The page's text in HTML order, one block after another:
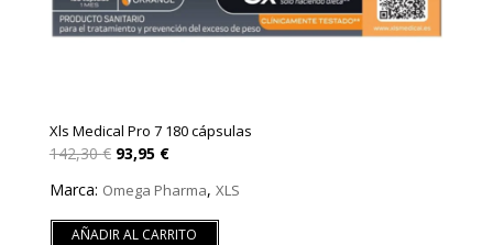
Xls Medical Pro 7 180 cápsulas
142,30€ El
precio
original
era:
93,95 €El
precio
es:
Marca: Omega Pharma, XLS
AÑADIR AL CARRITO